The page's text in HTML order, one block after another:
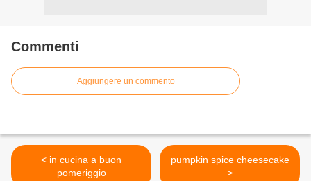
Commenti
Aggiungere un commento
< in cucina a buon
pomeriggio
pumpkin spice cheesecake
>